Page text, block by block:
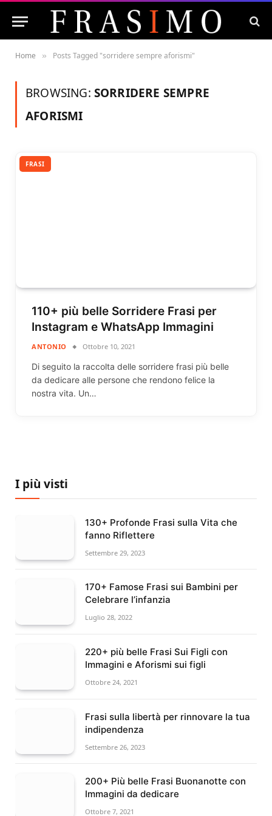
Home » Posts Tagged "sorridere sempre aforismi"
BROWSING: SORRIDERE SEMPRE
AFORISMI
FRASI
110+ più belle Sorridere Frasi per
Instagram e WhatsApp Immagini
ANTONIO Ottobre 10, 2021
Di seguito la raccolta delle sorridere frasi più belle
da dedicare alle persone che rendono felice la
nostra vita. Un…
I più visti
130+ Profonde Frasi sulla Vita che
fanno Riflettere
Settembre 29, 2023
170+ Famose Frasi sui Bambini per
Celebrare l’infanzia
Luglio 28, 2022
220+ più belle Frasi Sui Figli con
Immagini e Aforismi sui figli
Ottobre 24, 2021
Frasi sulla libertà per rinnovare la tua
indipendenza
Settembre 26, 2023
200+ Più belle Frasi Buonanotte con
Immagini da dedicare
Ottobre 7, 2021